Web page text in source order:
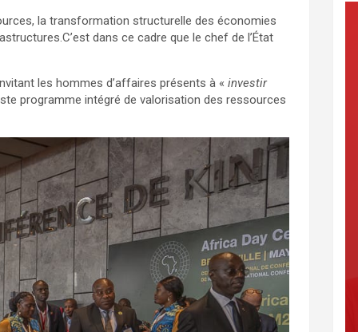
la transformation structurelle des économies
dans ce cadre que le chef de l’État
les hommes d’affaires présents à « investir
programme intégré de valorisation des ressources